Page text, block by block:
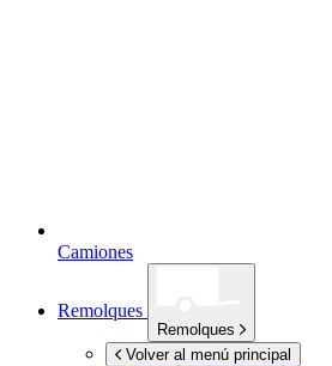
Camiones
Remolques
Remolques
Volver al menú principal